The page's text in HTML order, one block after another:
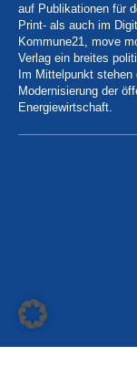
auf Publikationen für
Print- als auch im
Kommune21, move
Verlag ein breites
Im Mittelpunkt stehen
Modernisierung der
Energiewirtschaft.